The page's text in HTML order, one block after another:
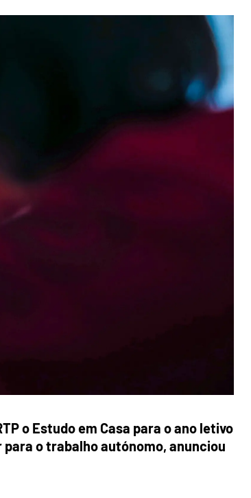
o Estudo em Casa para o ano letivo
o trabalho autónomo, anunciou